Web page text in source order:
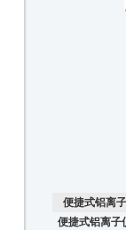
便捷式铝离
便捷式铝离子